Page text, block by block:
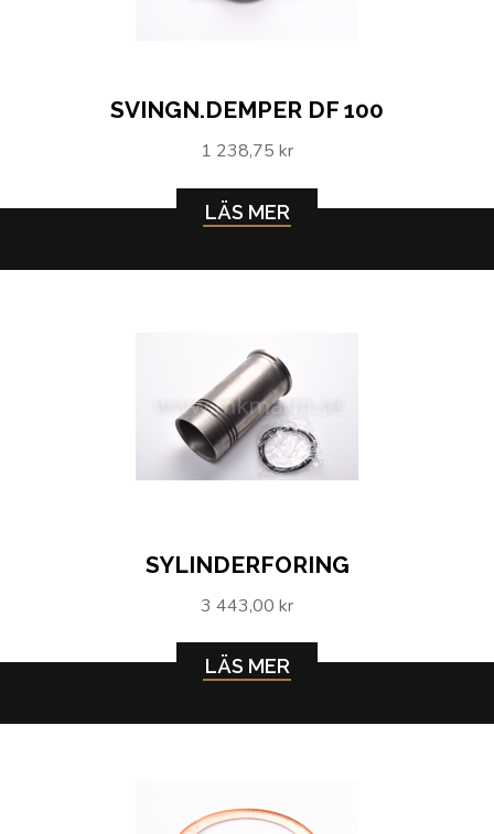
SVINGN.DEMPER DF 100
1 238,75 kr
LÄS MER
SYLINDERFORING
3 443,00 kr
LÄS MER